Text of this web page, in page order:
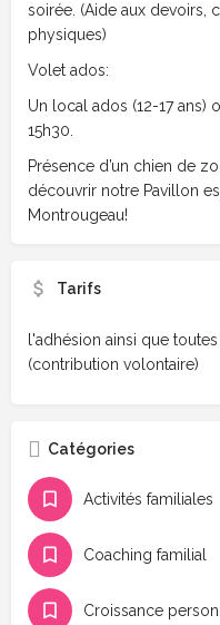
soirée. (Aide aux devoirs,
physiques)
Volet ados:
Un local ados (12-17 ans)
15h30.
Présence d’un chien de
découvrir notre Pavillon
Montrougeau!
Tarifs
l'adhésion ainsi que
(contribution volontaire)
Catégories
Activités familiales
Coaching familial